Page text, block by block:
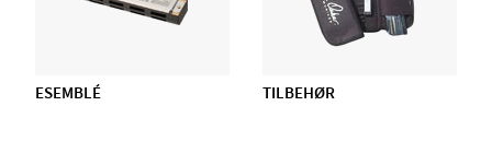
ESEMBLÉ TILBEHØR